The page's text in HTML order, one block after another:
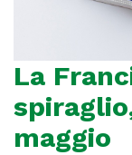
La
maggio